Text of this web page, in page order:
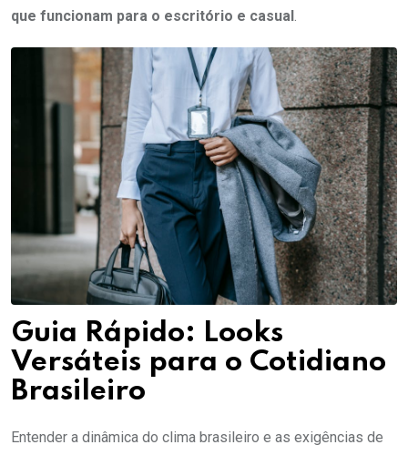
que funcionam para o escritório e casual.
Guia Rápido: Looks
Versáteis para o Cotidiano
Brasileiro
Entender a dinâmica do clima brasileiro e as exigências de